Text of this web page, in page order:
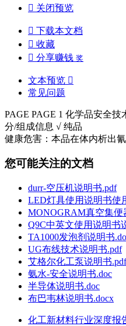
 关闭预览
 下载本文档
 收藏
 分享赚钱 奖
文本预览 
常见问题
PAGE PAGE 1 化学品安全
分/组成信息 √ 纯品 混合
健康危害：本品在体内析出
您可能关注的文档
durr-空压机说明书.pdf
LED灯具使用说明书使
MONOGRAM真空集便
Q9C中英文使用说明书
TA1000发泡剂说明书
UG布线技术说明书.pdf
艾格尔化工泵说明书.pdf
氨水-安全说明书.doc
半导体说明书.doc
布巴韦林说明书.docx
化工新材料行业深度报